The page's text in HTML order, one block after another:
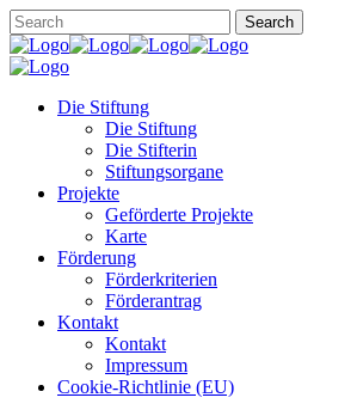
Die Stiftung
Die Stiftung
Die Stifterin
Stiftungsorgane
Projekte
Geförderte Projekte
Karte
Förderung
Förderkriterien
Förderantrag
Kontakt
Kontakt
Impressum
Cookie-Richtlinie (EU)